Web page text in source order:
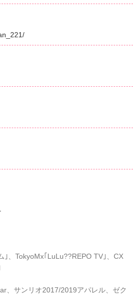
｣、TokyoMx｢LuLu??REPO TV｣、CX
、サンリオ2017/2019アパレル、ゼク